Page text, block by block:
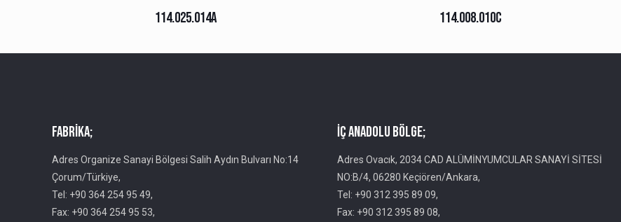
114.025.014A 114.008.010C
Fabrika;
Adres Organize Sanayi Bölgesi Salih Aydın Bulvarı No:14
Çorum/Türkiye,
Tel: +90 364 254 95 49,
Fax: +90 364 254 95 53,
İç Anadolu Bölge;
Adres Ovacık, 2034 CAD ALÜMİNYUMCULAR SANAYİ SİTESİ
NO:B/4, 06280 Keçiören/Ankara,
Tel: +90 312 395 89 09,
Fax: +90 312 395 89 08,